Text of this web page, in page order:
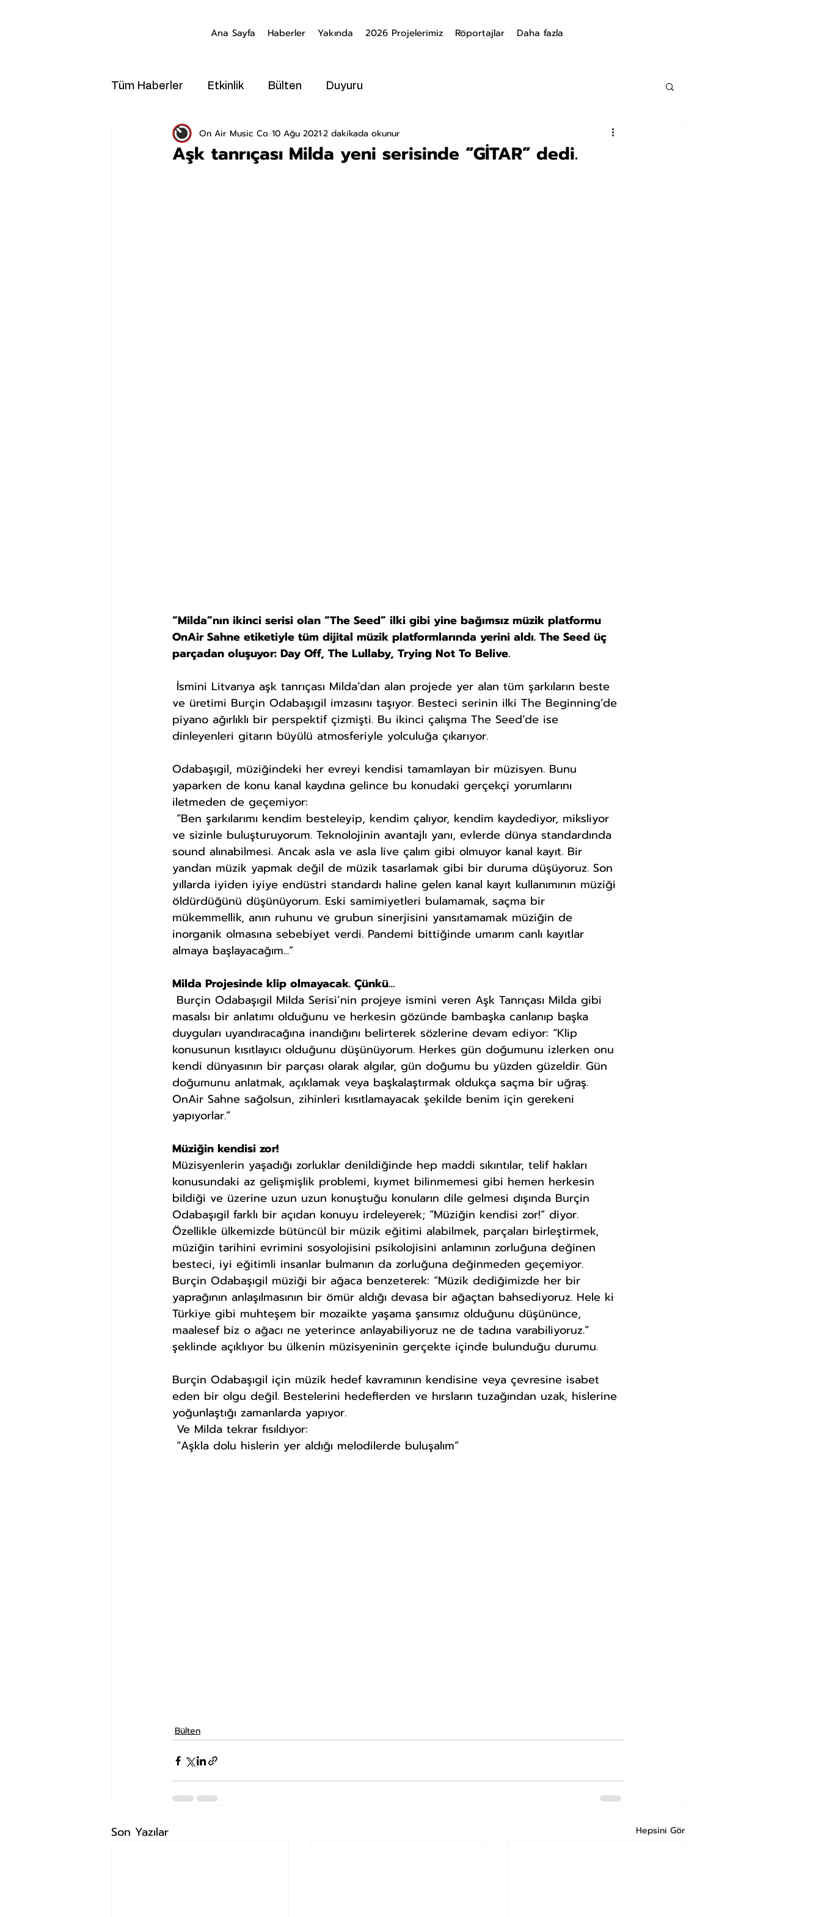
Ana Sayfa Haberler Yakında 2026 Projelerimiz Röportajlar Daha fazla
Tüm Haberler Etkinlik Bülten Duyuru
Aşk tanrıçası Milda yeni serisinde “GİTAR” dedi.
On Air Music Co.10 Ağu 20212 dakikada okunur
“Milda”nın ikinci serisi olan “The Seed” ilki gibi yine bağımsız müzik platformu
OnAir Sahne etiketiyle tüm dijital müzik platformlarında yerini aldı. The Seed üç
parçadan oluşuyor: Day Off, The Lullaby, Trying Not To Belive.
ve üretimi Burçin Odabaşıgil imzasını taşıyor. Besteci serinin ilki The Beginning’de
piyano ağırlıklı bir perspektif çizmişti. Bu ikinci çalışma The Seed’de ise
dinleyenleri gitarın büyülü atmosferiyle yolculuğa çıkarıyor.
Odabaşıgil, müziğindeki her evreyi kendisi tamamlayan bir müzisyen. Bunu
yaparken de konu kanal kaydına gelince bu konudaki gerçekçi yorumlarını
iletmeden de geçemiyor:
ve sizinle buluşturuyorum. Teknolojinin avantajlı yanı, evlerde dünya standardında
sound alınabilmesi. Ancak asla ve asla live çalım gibi olmuyor kanal kayıt. Bir
yandan müzik yapmak değil de müzik tasarlamak gibi bir duruma düşüyoruz. Son
yıllarda iyiden iyiye endüstri standardı haline gelen kanal kayıt kullanımının müziği
öldürdüğünü düşünüyorum. Eski samimiyetleri bulamamak, saçma bir
mükemmellik, anın ruhunu ve grubun sinerjisini yansıtamamak müziğin de
inorganik olmasına sebebiyet verdi. Pandemi bittiğinde umarım canlı kayıtlar
almaya başlayacağım...”
Milda Projesinde klip olmayacak. Çünkü…
masalsı bir anlatımı olduğunu ve herkesin gözünde bambaşka canlanıp başka
duyguları uyandıracağına inandığını belirterek sözlerine devam ediyor: “Klip
konusunun kısıtlayıcı olduğunu düşünüyorum. Herkes gün doğumunu izlerken onu
kendi dünyasının bir parçası olarak algılar, gün doğumu bu yüzden güzeldir. Gün
doğumunu anlatmak, açıklamak veya başkalaştırmak oldukça saçma bir uğraş.
OnAir Sahne sağolsun, zihinleri kısıtlamayacak şekilde benim için gerekeni
yapıyorlar.”
Müziğin kendisi zor!
Müzisyenlerin yaşadığı zorluklar denildiğinde hep maddi sıkıntılar, telif hakları
konusundaki az gelişmişlik problemi, kıymet bilinmemesi gibi hemen herkesin
bildiği ve üzerine uzun uzun konuştuğu konuların dile gelmesi dışında Burçin
Odabaşıgil farklı bir açıdan konuyu irdeleyerek; “Müziğin kendisi zor!” diyor.
Özellikle ülkemizde bütüncül bir müzik eğitimi alabilmek, parçaları birleştirmek,
müziğin tarihini evrimini sosyolojisini psikolojisini anlamının zorluğuna değinen
besteci, iyi eğitimli insanlar bulmanın da zorluğuna değinmeden geçemiyor.
Burçin Odabaşıgil müziği bir ağaca benzeterek: “Müzik dediğimizde her bir
yaprağının anlaşılmasının bir ömür aldığı devasa bir ağaçtan bahsediyoruz. Hele ki
Türkiye gibi muhteşem bir mozaikte yaşama şansımız olduğunu düşününce,
maalesef biz o ağacı ne yeterince anlayabiliyoruz ne de tadına varabiliyoruz.”
şeklinde açıklıyor bu ülkenin müzisyeninin gerçekte içinde bulunduğu durumu.
Burçin Odabaşıgil için müzik hedef kavramının kendisine veya çevresine isabet
eden bir olgu değil. Bestelerini hedeflerden ve hırsların tuzağından uzak, hislerine
yoğunlaştığı zamanlarda yapıyor.
Ve Milda tekrar fısıldıyor:
“Aşkla dolu hislerin yer aldığı melodilerde buluşalım”
Bülten
Son Yazılar Hepsini Gör